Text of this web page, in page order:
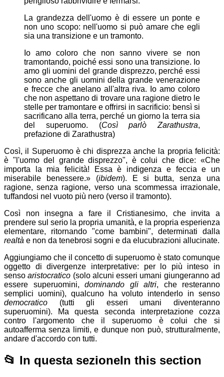
La grandezza dell'uomo è di essere un ponte e
non uno scopo: nell'uomo si può amare che egli
sia una transizione e un tramonto.
Io amo coloro che non sanno vivere se non
tramontando, poiché essi sono una transizione. Io
amo gli uomini del grande disprezzo, perché essi
sono anche gli uomini della grande venerazione
e frecce che anelano all'altra riva. Io amo coloro
che non aspettano di trovare una ragione dietro le
stelle per tramontare e offrirsi in sacrificio: bensì si
sacrificano alla terra, perché un giorno la terra sia
del superuomo. (Così parlò Zarathustra,
prefazione di Zarathustra)
Così, il Superuomo è chi disprezza anche la propria felicità:
è "l'uomo del grande disprezzo", è colui che dice: «Che
importa la mia felicità! Essa è indigenza e feccia e un
miserabile benessere.» (ibidem). E si butta, senza una
ragione, senza ragione, verso una scommessa irrazionale,
tuffandosi nel vuoto più nero (verso il tramonto).
Così non insegna a fare il Cristianesimo, che invita a
prendere sul serio la propria umanità, e la propria esperienza
elementare, ritornando "come bambini", determinati dalla
realtà e non da tenebrosi sogni e da elucubrazioni allucinate.
Aggiungiamo che il concetto di superuomo è stato comunque
oggetto di divergenze interpretative: per lo più inteso in
sensoaristocratico (solo alcuni esseri umani giungeranno ad
essere superuomini, dominando gli altri, che resteranno
semplici uomini), qualcuno ha voluto intenderlo in senso
democratico (tutti gli esseri umani diventeranno
superuomini). Ma questa seconda interpretazione cozza
contro l'argomento che il superuomo è colui che si
autoafferma senza limiti, e dunque non può, strutturalmente,
andare d'accordo con tutti.
📂 In questa sezioneIn this section